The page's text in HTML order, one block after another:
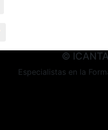
©
Especialistas en la